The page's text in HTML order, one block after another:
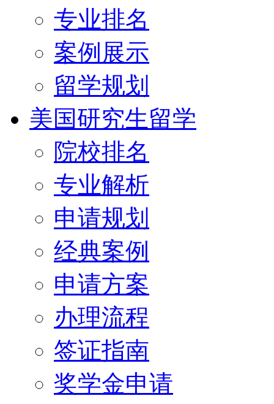
专业排名
案例展示
留学规划
美国研究生留学
院校排名
专业解析
申请规划
经典案例
申请方案
办理流程
签证指南
奖学金申请